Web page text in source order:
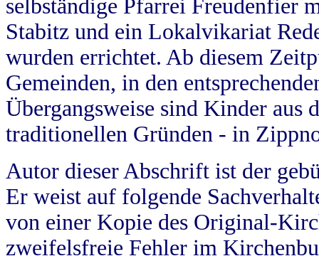
selbständige Pfarrei Freudenfier
Stabitz und ein Lokalvikariat
wurden errichtet. Ab diesem
Gemeinden, in den
Übergangsweise sind Kinder aus
traditionellen Gründen - in
Autor dieser Abschrift ist der
Er weist auf folgende
von einer Kopie des Original-
zweifelsfreie Fehler im